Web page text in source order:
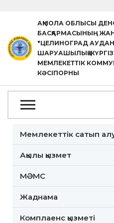
to
content
АҚМОЛА ОБЛЫСЫ
БАСҚАРМАСЫНЫҢ
"ЦЕЛИНОГРАД
ШАРУАШЫЛЫҚ
МЕМЛЕКЕТТІК
КӘСІПОРНЫ
Мемлекеттік сатып
Ақылы қызмет
МӘМС
Жаднама
Комплаенс қызметі